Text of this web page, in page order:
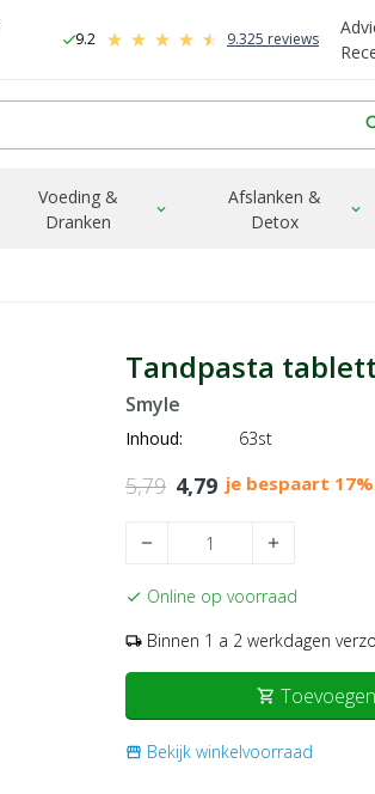
check9.2 9.325 reviews
Voeding &
Dranken
expand_more
Afslanken &
Detox
expand_more
Tandpasta
Smyle
Inhoud: 63st
5,79 4,79 je bespaart 17%
remove add
check Online op voorraad
local_shipping Binnen 1 a 2 werkdagen
shopping_cart
storefront Bekijk winkelvoorraad